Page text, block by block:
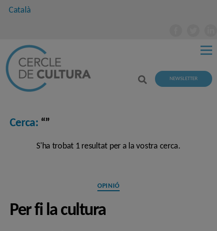
Català
NEWSLETTER
Cerca: “”
S'ha trobat 1 resultat per a la vostra cerca.
Categories
OPINIÓ
Per fi la cultura